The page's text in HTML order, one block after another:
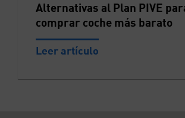
Alternativas al Plan PIVE
comprar coche más barato
Leer artículo